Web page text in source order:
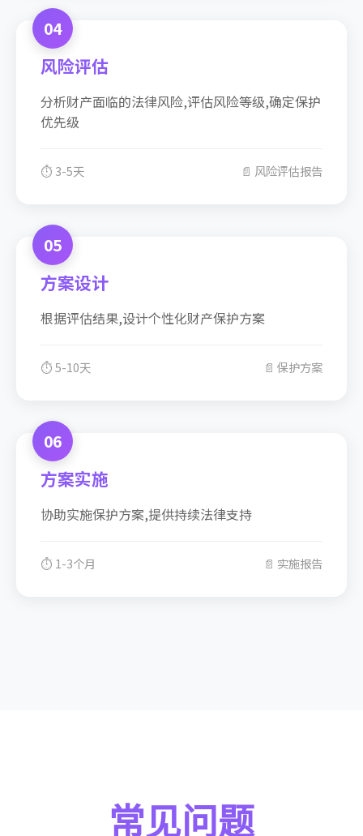
04
风险评估
分析财产面临的法律风险,评估风险等级,确定保护
优先级
⏱️ 3-5天 📄 风险评估报告
05
方案设计
根据评估结果,设计个性化财产保护方案
⏱️ 5-10天 📄 保护方案
06
方案实施
协助实施保护方案,提供持续法律支持
⏱️ 1-3个月 📄 实施报告
常见问题